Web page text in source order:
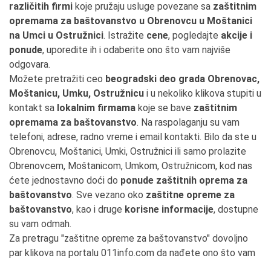
različitih firmi koje pružaju usluge povezane sa zaštitnim
opremama za baštovanstvo u Obrenovcu u Moštanici
na Umci u Ostružnici. Istražite cene, pogledajte akcije i
ponude, uporedite ih i odaberite ono što vam najviše
odgovara.
Možete pretražiti ceo beogradski deo grada Obrenovac,
Moštanicu, Umku, Ostružnicu i u nekoliko klikova stupiti u
kontakt sa lokalnim firmama koje se bave zaštitnim
opremama za baštovanstvo. Na raspolaganju su vam
telefoni, adrese, radno vreme i email kontakti. Bilo da ste u
Obrenovcu, Moštanici, Umki, Ostružnici ili samo prolazite
Obrenovcem, Moštanicom, Umkom, Ostružnicom, kod nas
ćete jednostavno doći do ponude zaštitnih oprema za
baštovanstvo. Sve vezano oko zaštitne opreme za
baštovanstvo, kao i druge korisne informacije, dostupne
su vam odmah.
Za pretragu "zaštitne opreme za baštovanstvo" dovoljno
par klikova na portalu 011info.com da nađete ono što vam